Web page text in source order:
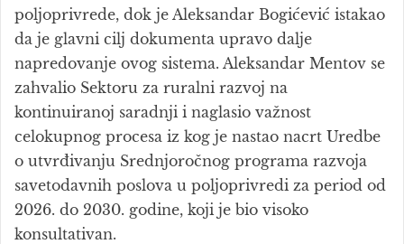
poljoprivrede, dok je Aleksandar Bogićević istakao
da je glavni cilj dokumenta upravo dalje
napredovanje ovog sistema. Aleksandar Mentov se
zahvalio Sektoru za ruralni razvoj na
kontinuiranoj saradnji i naglasio važnost
celokupnog procesa iz kog je nastao nacrt Uredbe
o utvrđivanju Srednjoročnog programa razvoja
savetodavnih poslova u poljoprivredi za period od
2026. do 2030. godine, koji je bio visoko
konsultativan.